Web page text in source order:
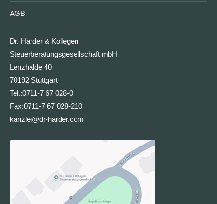
AGB
Dr. Harder & Kollegen
Steuerberatungsgesellschaft mbH
Lenzhalde 40
70192 Stuttgart
Tel.:0711-7 67 028-0
Fax:0711-7 67 028-210
kanzlei@dr-harder.com